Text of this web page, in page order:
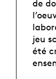
de
jeu
été